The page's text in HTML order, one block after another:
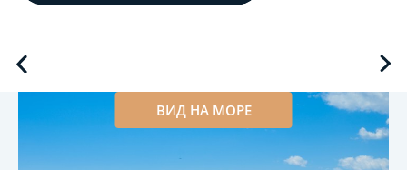
ВИД НА МОРЕ